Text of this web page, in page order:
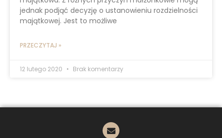
jednak podjąć decyzję o ustanowieniu rozdzielności
majątkowej. Jest to możliwe
PRZECZYTAJ »
12 lutego 2020 Brak komentarzy